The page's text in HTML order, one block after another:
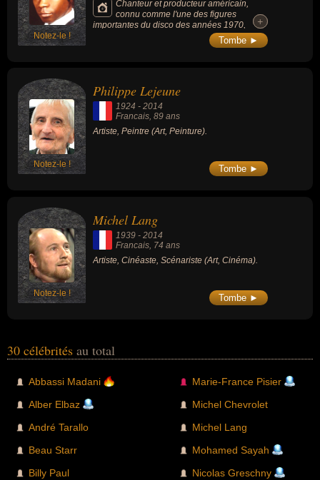
Notez-le !
Chanteur et producteur américain,
connu comme l'une des figures
importantes du disco des années 1970,
producteur iconique de musique funk, il
côtoyait les plus grands : Stevie Wonder, Jimi
+
+
Tombe ►
Notez-le !
Philippe Lejeune
1924 - 2014
Francais, 89 ans
Artiste, Peintre (Art, Peinture).
Tombe ►
Notez-le !
Michel Lang
1939 - 2014
Francais, 74 ans
Artiste, Cinéaste, Scénariste (Art, Cinéma).
Tombe ►
30 célébrités au total
Abbassi Madani
Alber Elbaz
André Tarallo
Beau Starr
Billy Paul
Marie-France Pisier
Michel Chevrolet
Michel Lang
Mohamed Sayah
Nicolas Greschny